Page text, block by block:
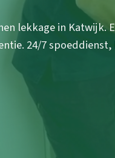
lekkage in Katwijk.
24/7